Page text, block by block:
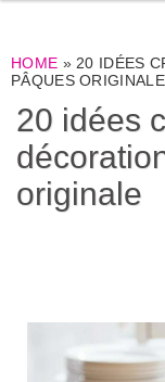
HOME » 20 IDÉES
PÂQUES ORIGINALE
20 idées
originale